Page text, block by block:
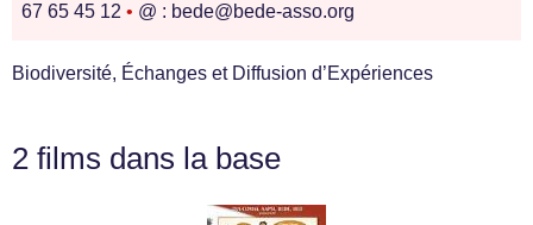
67 65 45 12 • @ : bede@bede-asso.org
Biodiversité, Échanges et Diffusion d’Expériences
2 films dans la base